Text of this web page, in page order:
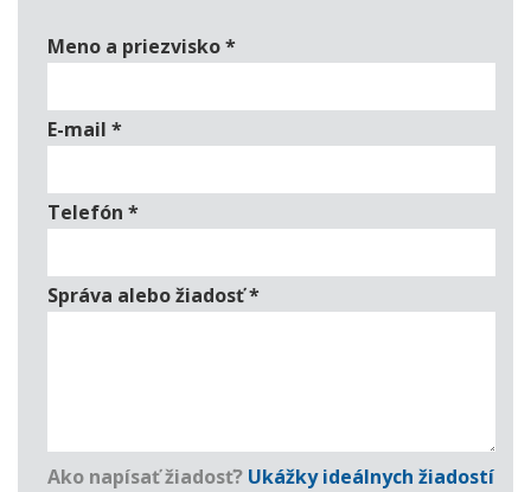
Meno a priezvisko*
E-mail *
Telefón *
Správa alebo žiadosť*
Ako napísať žiadosť? Ukážky ideálnych žiadostí